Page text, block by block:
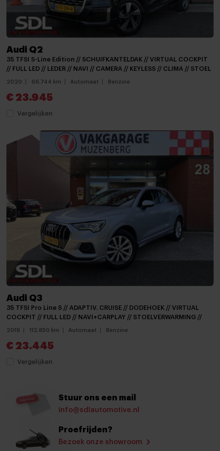
Audio installatie
Bluetooth telefoonvoorbereiding
Multimedia-voorbereiding
Multimedia systeem
Navigatie
Achterbank in delen neerklapbaar
Achterbank verstelbaar
Airco met elektronische regeling
Aluminium interieur afwerking
Armsteun
Armsteun voor
Climate control
Cruise control
Cruisecontrol
Elektrisch bedienbare spiegels
Elektrische ramen achter
Elektrische ramen voor
Lederen/stof bekleding
Stoelverwarming
Voorstoelen in hoogte verstelbaar
Audi Q2
35 TFSI S-Line Edition // SCHUIFKANTELDAK // VIRTUAL COCKPIT
// FULL LED // LEDER // NAVI // CAMERA // KEYLESS // CLIMA // STOEL
2020 66.744 km Automaat Benzine
€ 23.945
Vergelijken
Audi Q3
35 TFSI Pro Line S // ADAPTIV. CRUISE // DODEHOEK // VIRTUAL
COCKPIT // FULL LED // NAVI+CARPLAY // STOELVERWARMING //
2019 112.850 km Automaat Benzine
€ 23.445
Vergelijken
Stuur ons een mail
info@sdlautomotive.nl
Proefrijden?
Bezoek onze showroom